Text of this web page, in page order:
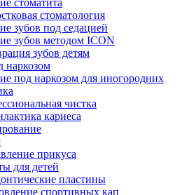
стоматита
стоматология
зубов под седацией
зубов методом ICON
зубов детям
наркозом
под наркозом для иногородних
чистка
кариеса
прикуса
для детей
пластины
спортивных кап